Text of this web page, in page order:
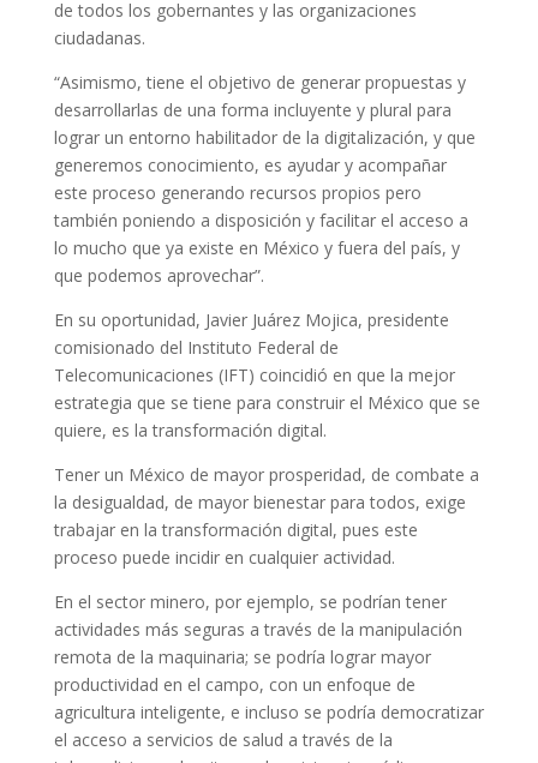
de todos los gobernantes y las organizaciones
ciudadanas.
“Asimismo, tiene el objetivo de generar propuestas y
desarrollarlas de una forma incluyente y plural para
lograr un entorno habilitador de la digitalización, y que
generemos conocimiento, es ayudar y acompañar
este proceso generando recursos propios pero
también poniendo a disposición y facilitar el acceso a
lo mucho que ya existe en México y fuera del país, y
que podemos aprovechar”.
En su oportunidad, Javier Juárez Mojica, presidente
comisionado del Instituto Federal de
Telecomunicaciones (IFT) coincidió en que la mejor
estrategia que se tiene para construir el México que se
quiere, es la transformación digital.
Tener un México de mayor prosperidad, de combate a
la desigualdad, de mayor bienestar para todos, exige
trabajar en la transformación digital, pues este
proceso puede incidir en cualquier actividad.
En el sector minero, por ejemplo, se podrían tener
actividades más seguras a través de la manipulación
remota de la maquinaria; se podría lograr mayor
productividad en el campo, con un enfoque de
agricultura inteligente, e incluso se podría democratizar
el acceso a servicios de salud a través de la